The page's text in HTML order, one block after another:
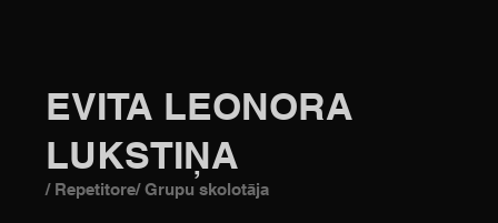
EVITA LEONORA
LUKSTIŅA
/ Repetitore/ Grupu skolotāja